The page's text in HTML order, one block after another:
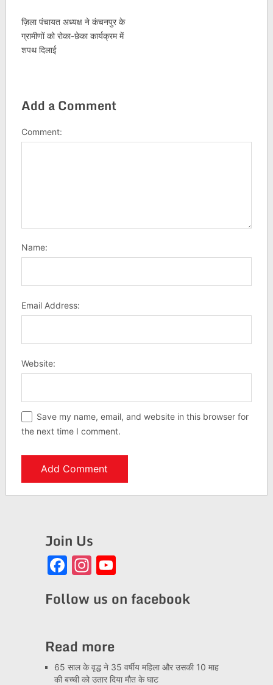
ज़िला पंचायत अध्यक्ष ने कंचनपुर के
ग्रामीणों को रोका-छेका कार्यक्रम में
शपथ दिलाई
Add a Comment
Comment:
Name:
Email Address:
Website:
Save my name, email, and website in this browser for
the next time I comment.
Join Us
Facebook
Instagram
YouTube
Follow us on facebook
Read more
65 साल के वृद्ध ने 35 वर्षीय महिला और उसकी 10 माह
की बच्ची को उतार दिया मौत के घाट